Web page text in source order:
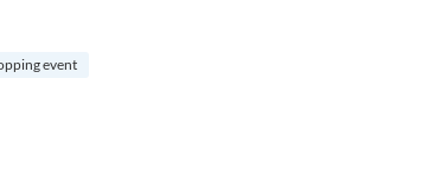
Pop Up-Shop in Mitte“
event